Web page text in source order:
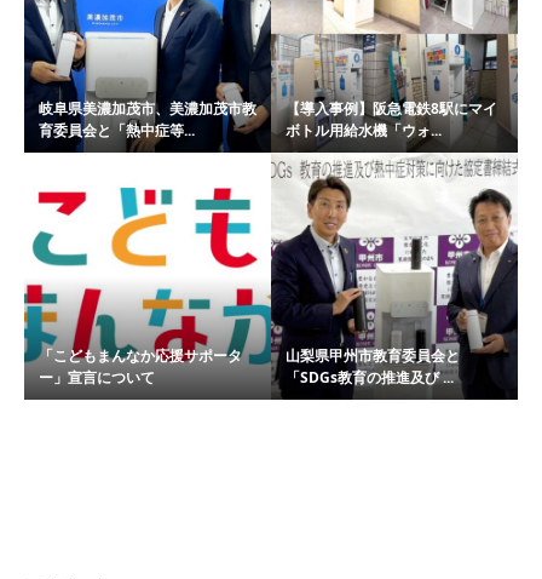
岐阜県美濃加茂市、美濃加茂市教
育委員会と「熱中症等...
【導入事例】阪急電鉄8駅にマイ
ボトル用給水機「ウォ...
「こどもまんなか応援サポータ
ー」宣言について
山梨県甲州市教育委員会と
「SDGs教育の推進及び ...